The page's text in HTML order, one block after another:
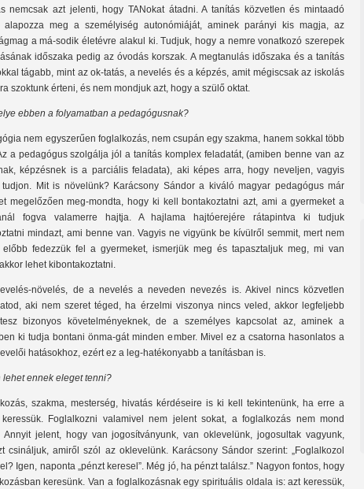
nemcsak azt jelenti, hogy TANokat átadni. A tanítás közvetlen és mintaadó
alapozza meg a személyiség autonómiáját, aminek parányi kis magja, az
a má-sodik életévre alakul ki. Tudjuk, hogy a nemre vonatkozó szerepek
időszaka pedig az óvodás korszak. A megtanulás időszaka és a tanítás
tágabb, mint az ok-tatás, a nevelés és a képzés, amit mégiscsak az iskolás
szoktunk érteni, és nem mondjuk azt, hogy a szülő oktat.
ebben a folyamatban a pedagógusnak?
nem egyszerűen foglalkozás, nem csupán egy szakma, hanem sokkal több
a pedagógus szolgálja jól a tanítás komplex feladatát, (amiben benne van az
képzésnek is a parciális feladata), aki képes arra, hogy neveljen, vagyis
Mit is növelünk? Karácsony Sándor a kiváló magyar pedagógus már
megelőzően meg-mondta, hogy ki kell bontakoztatni azt, ami a gyermeket a
fogva valamerre hajtja. A hajlama hajtóerejére rátapintva ki tudjuk
mindazt, ami benne van. Vagyis ne vigyünk be kívülről semmit, mert nem
előbb fedezzük fel a gyermeket, ismerjük meg és tapasztaljuk meg, mi van
lehet kibontakoztatni.
növelés, de a nevelés a neveden nevezés is. Akivel nincs közvetlen
aki nem szeret téged, ha érzelmi viszonya nincs veled, akkor legfeljebb
bizonyos követelményeknek, de a személyes kapcsolat az, aminek a
ki tudja bontani önma-gát minden ember. Mivel ez a csatorna hasonlatos a
hatásokhoz, ezért ez a leg-hatékonyabb a tanításban is.
lehet ennek eleget tenni?
szakma, mesterség, hivatás kérdéseire is ki kell tekintenünk, ha erre a
Foglalkozni valamivel nem jelent sokat, a foglalkozás nem mond
Annyit jelent, hogy van jogosítványunk, van oklevelünk, jogosultak vagyunk,
csináljuk, amiről szól az oklevelünk. Karácsony Sándor szerint: „Foglalkozol
Igen, naponta „pénzt keresel”. Még jó, ha pénzt találsz.” Nagyon fontos, hogy
keresünk. Van a foglalkozásnak egy spirituális oldala is: azt keressük,